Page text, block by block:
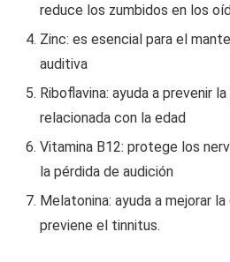
reduce los zumbidos en los
Zinc: es esencial para el
auditiva
Riboflavina: ayuda a prevenir
relacionada con la edad
Vitamina B12: protege los
la pérdida de audición
Melatonina: ayuda a mejorar
previene el tinnitus.